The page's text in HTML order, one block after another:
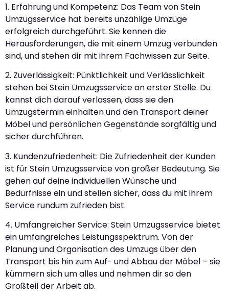
1. Erfahrung und Kompetenz: Das Team von Stein
Umzugsservice hat bereits unzählige Umzüge
erfolgreich durchgeführt. Sie kennen die
Herausforderungen, die mit einem Umzug verbunden
sind, und stehen dir mit ihrem Fachwissen zur Seite.
2. Zuverlässigkeit: Pünktlichkeit und Verlässlichkeit
stehen bei Stein Umzugsservice an erster Stelle. Du
kannst dich darauf verlassen, dass sie den
Umzugstermin einhalten und den Transport deiner
Möbel und persönlichen Gegenstände sorgfältig und
sicher durchführen.
3. Kundenzufriedenheit: Die Zufriedenheit der Kunden
ist für Stein Umzugsservice von großer Bedeutung. Sie
gehen auf deine individuellen Wünsche und
Bedürfnisse ein und stellen sicher, dass du mit ihrem
Service rundum zufrieden bist.
4. Umfangreicher Service: Stein Umzugsservice bietet
ein umfangreiches Leistungsspektrum. Von der
Planung und Organisation des Umzugs über den
Transport bis hin zum Auf- und Abbau der Möbel – sie
kümmern sich um alles und nehmen dir so den
Großteil der Arbeit ab.